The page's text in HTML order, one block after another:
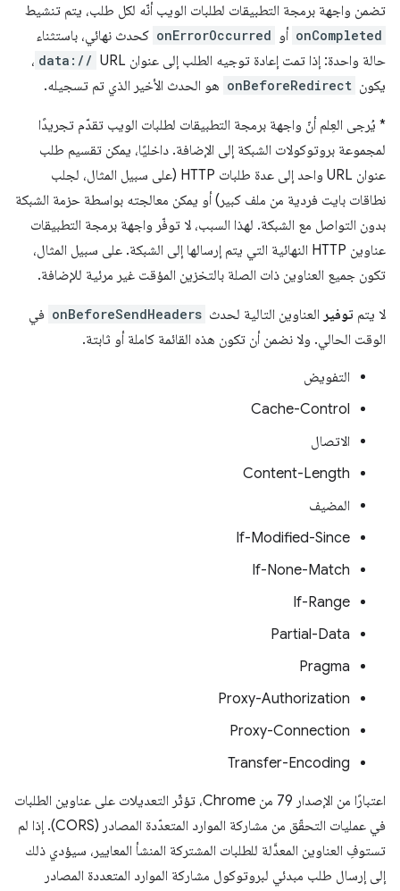
تضمن واجهة برمجة التطبيقات لطلبات الويب أنّه لكل طلب، يتم تنشيط
onCompleted أو onErrorOccurred كحدث نهائي، باستثناء
حالة واحدة: إذا تمت إعادة توجيه الطلب إلى عنوان URL
data:// ،
يكون onBeforeRedirect هو الحدث الأخير الذي تم تسجيله.
* يُرجى العِلم أنّ واجهة برمجة التطبيقات لطلبات الويب تقدّم تجريدًا
لمجموعة بروتوكولات الشبكة إلى الإضافة. داخليًا، يمكن تقسيم طلب
عنوان URL واحد إلى عدة طلبات HTTP (على سبيل المثال، لجلب
نطاقات بايت فردية من ملف كبير) أو يمكن معالجته بواسطة حزمة الشبكة
بدون التواصل مع الشبكة. لهذا السبب، لا توفّر واجهة برمجة التطبيقات
عناوين HTTP النهائية التي يتم إرسالها إلى الشبكة. على سبيل المثال،
تكون جميع العناوين ذات الصلة بالتخزين المؤقت غير مرئية للإضافة.
لا يتم توفير العناوين التالية لحدث onBeforeSendHeaders في
الوقت الحالي. ولا نضمن أن تكون هذه القائمة كاملة أو ثابتة.
التفويض
Cache-Control
الاتصال
Content-Length
المضيف
If-Modified-Since
If-None-Match
If-Range
Partial-Data
Pragma
Proxy-Authorization
Proxy-Connection
Transfer-Encoding
اعتبارًا من الإصدار 79 من Chrome، تؤثّر التعديلات على عناوين الطلبات
في عمليات التحقّق من مشاركة الموارد المتعدّدة المصادر (CORS). إذا لم
تستوفِ العناوين المعدَّلة للطلبات المشتركة المنشأ المعايير، سيؤدي ذلك
إلى إرسال طلب مبدئي لبروتوكول مشاركة الموارد المتعددة المصادر